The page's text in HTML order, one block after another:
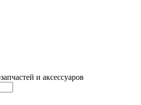
и аксессуаров